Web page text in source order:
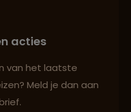
cultuur en milieu
acties
van het laatste
Meld je dan aan